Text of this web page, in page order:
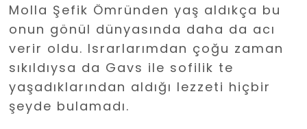
Molla Şefik Ömründen yaş aldıkça bu
onun gönül dünyasında daha da acı
verir oldu. Israrlarımdan çoğu zaman
sıkıldıysa da Gavs ile sofilik te
yaşadıklarından aldığı lezzeti hiçbir
şeyde bulamadı.